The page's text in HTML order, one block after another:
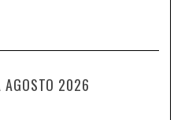
AGOSTO 2026